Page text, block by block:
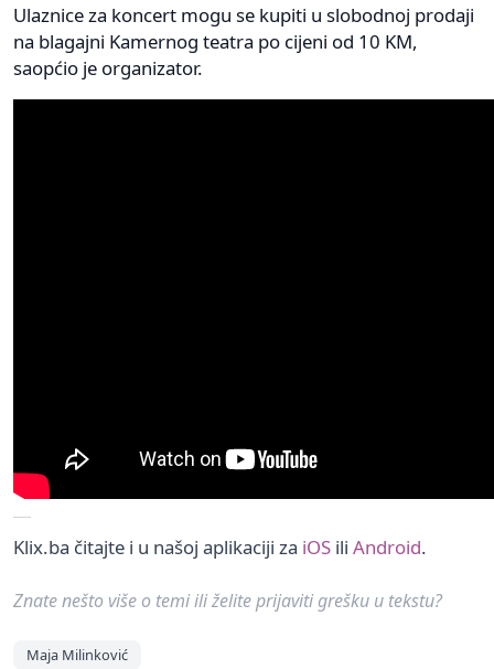
Ulaznice za koncert mogu se kupiti u slobodnoj prodaji
na blagajni Kamernog teatra po cijeni od 10 KM,
saopćio je organizator.
Klix.ba čitajte i u našoj aplikaciji za iOS ili Android.
Znate nešto više o temi ili želite prijaviti grešku u tekstu?
Maja Milinković